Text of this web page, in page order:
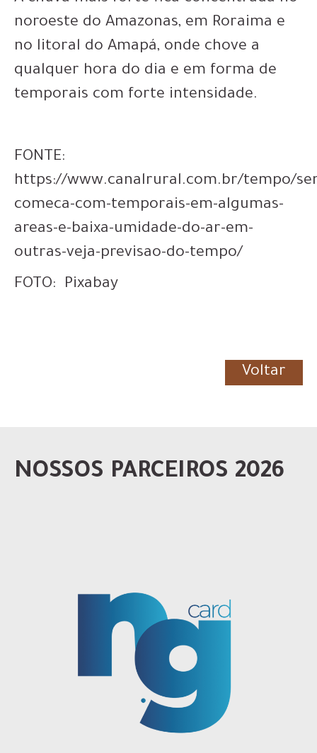
noroeste do Amazonas, em Roraima e
no litoral do Amapá, onde chove a
qualquer hora do dia e em forma de
temporais com forte intensidade.
FONTE:
https://www.canalrural.com.br/tempo/
comeca-com-temporais-em-algumas-
areas-e-baixa-umidade-do-ar-em-
outras-veja-previsao-do-tempo/
FOTO: Pixabay
Voltar
NOSSOS PARCEIROS 2026